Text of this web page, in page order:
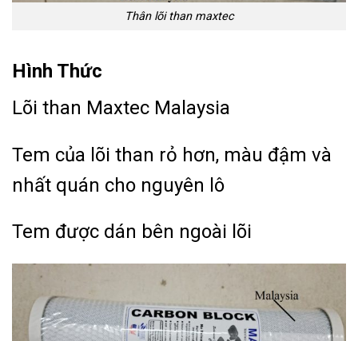
Thân lõi than maxtec
Hình Thức
Lõi than Maxtec Malaysia
Tem của lõi than rỏ hơn, màu đậm và
nhất quán cho nguyên lô
Tem được dán bên ngoài lõi